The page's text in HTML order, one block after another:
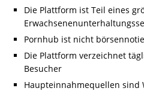
Die Plattform ist Teil eines
Pornhub ist nicht
Die Plattform verzeichnet
Besucher
Haupteinnahmequellen sind